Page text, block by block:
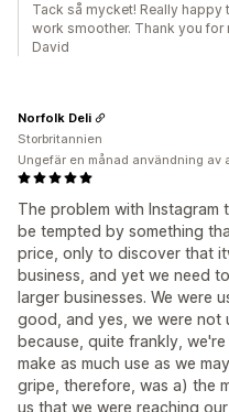
Tack så mycket! Really
work smoother. Thank you for
David
The problem with Instagram
be tempted by something
price, only to discover that
business, and yet we need
larger businesses. We were
good, and yes, we were not
because, quite frankly,
make as much use as we
gripe, therefore, was a) the
us that we were reaching
Norfolk Deli
Storbritannien
Ungefär en månad användning av